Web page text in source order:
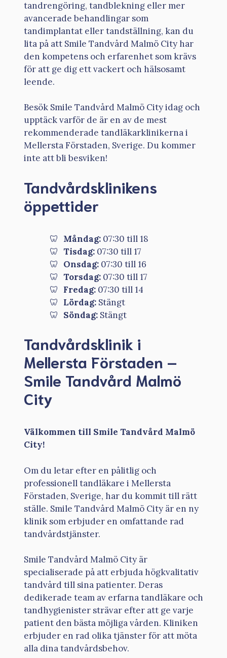
tandrengöring, tandblekning eller mer
avancerade behandlingar som
tandimplantat eller tandställning, kan du
lita på att Smile Tandvård Malmö City har
den kompetens och erfarenhet som krävs
för att ge dig ett vackert och hälsosamt
leende.
Besök Smile Tandvård Malmö City idag och
upptäck varför de är en av de mest
rekommenderade tandläkarklinikerna i
Mellersta Förstaden, Sverige. Du kommer
inte att bli besviken!
Tandvårdsklinikens
öppettider
Måndag: 07:30 till 18
Tisdag: 07:30 till 17
Onsdag: 07:30 till 16
Torsdag: 07:30 till 17
Fredag: 07:30 till 14
Lördag: Stängt
Söndag: Stängt
Tandvårdsklinik i
Mellersta Förstaden –
Smile Tandvård Malmö
City
Välkommen till Smile Tandvård Malmö
City!
Om du letar efter en pålitlig och
professionell tandläkare i Mellersta
Förstaden, Sverige, har du kommit till rätt
ställe. Smile Tandvård Malmö City är en ny
klinik som erbjuder en omfattande rad
tandvårdstjänster.
Smile Tandvård Malmö City är
specialiserade på att erbjuda högkvalitativ
tandvård till sina patienter. Deras
dedikerade team av erfarna tandläkare och
tandhygienister strävar efter att ge varje
patient den bästa möjliga vården. Kliniken
erbjuder en rad olika tjänster för att möta
alla dina tandvårdsbehov.